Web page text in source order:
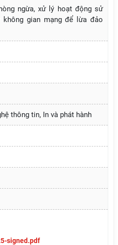
ngừa, xử lý hoạt động sử
không gian mạng để lừa đảo
thông tin, In và phát hành
signed.pdf